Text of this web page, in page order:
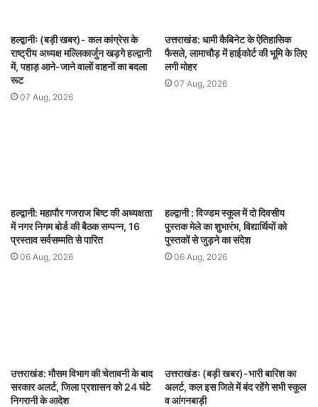
हल्द्वानीः (बड़ी खबर)- कल कांग्रेस के
राष्ट्रीय अध्यक्ष मल्लिकार्जुन खड़गे हल्द्वानी
में, पहाड़ आने-जाने वालों वाहनों का बदला
रूट
07 Aug, 2026
उत्तराखंड: धामी कैबिनेट के ऐतिहासिक
फैसले, लामाचौड़ में हाईकोर्ट की भूमि के लिए
लगी मोहर
07 Aug, 2026
हल्द्वानी: महापौर गजराज बिष्ट की अध्यक्षता
में नगर निगम बोर्ड की बैठक सम्पन्न, 16
प्रस्ताव सर्वसम्मति से पारित
06 Aug, 2026
हल्द्वानी : विज्डम स्कूल में दो दिवसीय
पुस्तक मेले का शुभारंभ, विद्यार्थियों को
पुस्तकों से जुड़ने का संदेश
06 Aug, 2026
उत्तराखंड: मौसम विभाग की चेतावनी के बाद
सरकार अलर्ट, जिला प्रशासन को 24 घंटे
निगरानी के आदेश
उत्तराखंडः (बड़ी खबर)-भारी बारिश का
अलर्ट, कल इस जिले में बंद रहेंगे सभी स्कूल
व आंगनबाड़ी